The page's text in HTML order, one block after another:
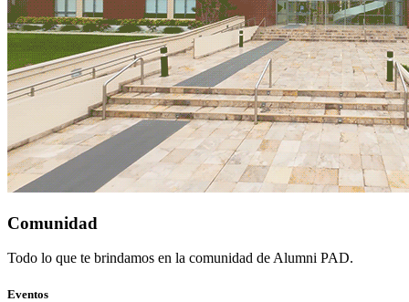
Comunidad
Todo lo que te brindamos en la comunidad de Alumni PAD.
Eventos